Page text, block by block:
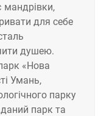
для себе
душею.
«Нова
Умань,
парку
парк та